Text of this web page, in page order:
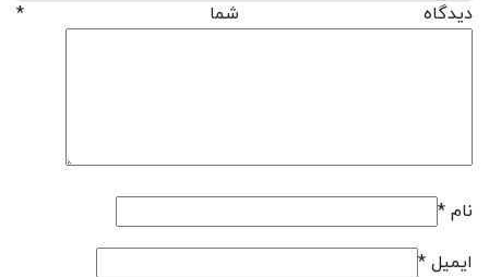
دیدگاه شما *
نام *
ایمیل *